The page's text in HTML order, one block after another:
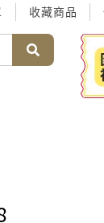
收藏商品